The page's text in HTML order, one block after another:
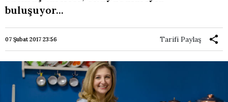
buluşuyor...
07 Şubat 2017 23:56 Tarifi Paylaş